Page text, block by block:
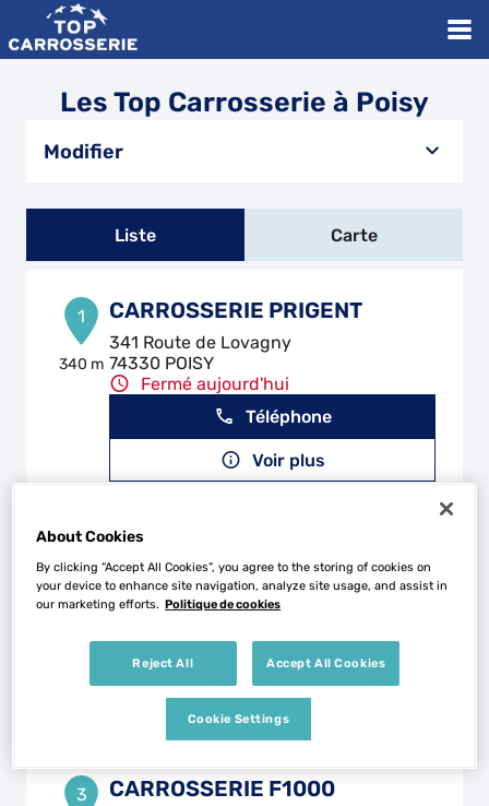
Les Top Carrosserie à Poisy
Modifier
Liste Carte
1
340 m
CARROSSERIE PRIGENT
341 Route de Lovagny
74330 POISY
Fermé aujourd'hui
Téléphone
Voir plus
5.51 km
CARROSSERIE FERT
11 Rue des Ateliers
74600 ANNECY
Téléphone
Voir plus
3 CARROSSERIE F1000
About Cookies
By clicking “Accept All Cookies”, you agree to the storing of cookies on
your device to enhance site navigation, analyze site usage, and assist in
our marketing efforts. Politique de cookies
Reject All Accept All Cookies
Cookie Settings